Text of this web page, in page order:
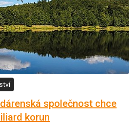
společnost chce
korun